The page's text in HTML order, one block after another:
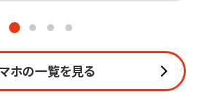
ホの一覧を見る